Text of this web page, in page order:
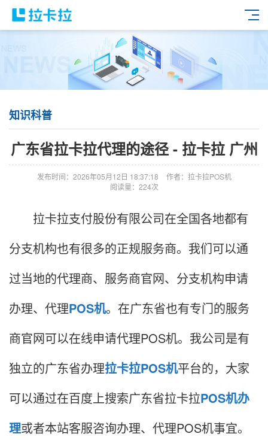
知识科普
广东省拉卡拉代理的途径 - 拉卡拉 广州
发布时间：2026年05月12日 18:37:18
作者：拉卡拉POS机
阅读量：224次
拉卡拉支付股份有限公司在全国各地都有
分支机构也有很多的正规服务商。我们可以通
过当地的代理商、服务商官网、分支机构申请
办理、代理POS机。在广东省也有专门的服务
商官网可以在线申请代理POS机。我公司是有
独立的广东省办理拉卡拉POS机平台的，大家
可以通过在百度上搜索广东省拉卡拉POS机办
理或者本站客服咨询办理、代理POS机事宜。